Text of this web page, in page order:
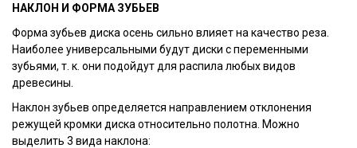
НАКЛОН И ФОРМА ЗУБЬЕВ
Форма зубьев диска осень сильно влияет на качество реза.
Наиболее универсальными будут диски с переменными
зубьями, т. к. они подойдут для распила любых видов
древесины.
Наклон зубьев определяется направлением отклонения
режущей кромки диска относительно полотна. Можно
выделить 3 вида наклона: